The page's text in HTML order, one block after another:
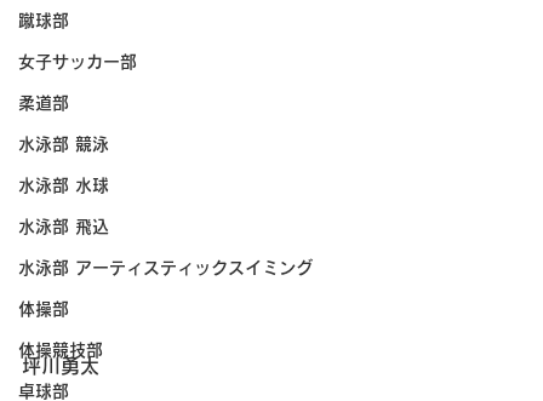
蹴球部
女子サッカー部
柔道部
水泳部 競泳
水泳部 水球
水泳部 飛込
水泳部 アーティスティックスイミング
体操部
体操競技部
卓球部
坪川勇太